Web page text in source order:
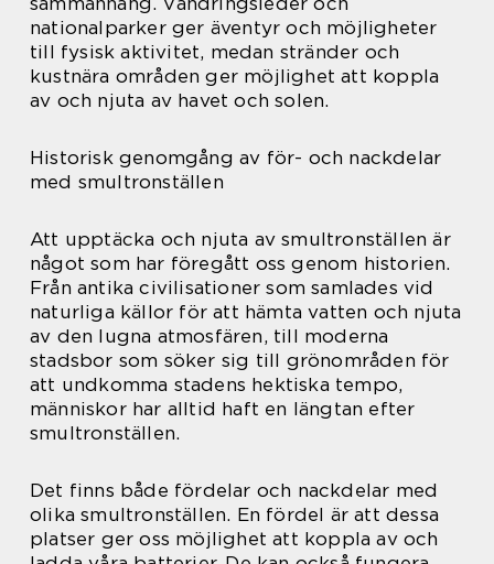
nationalparker ger äventyr och möjligheter
till fysisk aktivitet, medan stränder och
kustnära områden ger möjlighet att koppla
av och njuta av havet och solen.
Historisk genomgång av för- och nackdelar
med smultronställen
Att upptäcka och njuta av smultronställen är
något som har föregått oss genom historien.
Från antika civilisationer som samlades vid
naturliga källor för att hämta vatten och njuta
av den lugna atmosfären, till moderna
stadsbor som söker sig till grönområden för
att undkomma stadens hektiska tempo,
människor har alltid haft en längtan efter
smultronställen.
Det finns både fördelar och nackdelar med
olika smultronställen. En fördel är att dessa
platser ger oss möjlighet att koppla av och